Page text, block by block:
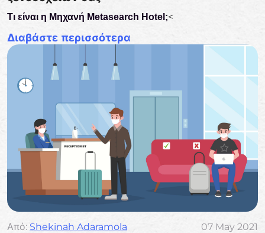
Τι είναι η Μηχανή Metasearch Hotel;<
Διαβάστε περισσότερα
Από: Shekinah Adaramola 07 May 2021